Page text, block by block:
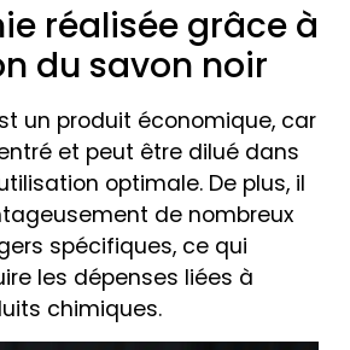
réalisée grâce à
du savon noir
un produit économique, car
et peut être dilué dans
optimale. De plus, il
de nombreux
spécifiques, ce qui
les dépenses liées à
chimiques.